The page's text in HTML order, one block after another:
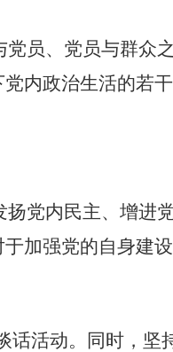
员、党员与群众
内政治生活的若
党内民主、增进
加强党的自身建
活动。同时，坚